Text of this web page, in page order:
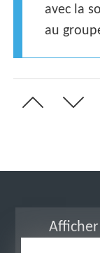
avec la
au